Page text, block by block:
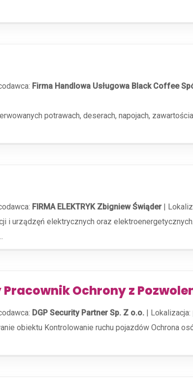
Firma Handlowa Usługowa Black Coffee
potrawach, deserach, napojach,
FIRMA ELEKTRYK Zbigniew Świąder|
i urządzęń elektrycznych oraz
Ochrony z
DGP Security Partner Sp. Z o.o. | Lokalizacja:
obiektu Kontrolowanie ruchu pojazdów Ochrona